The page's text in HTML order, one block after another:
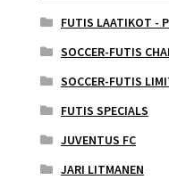
FUTIS LAATIKOT -
SOCCER-FUTIS
SOCCER-FUTIS
FUTIS SPECIALS
JUVENTUS FC
JARI LITMANEN